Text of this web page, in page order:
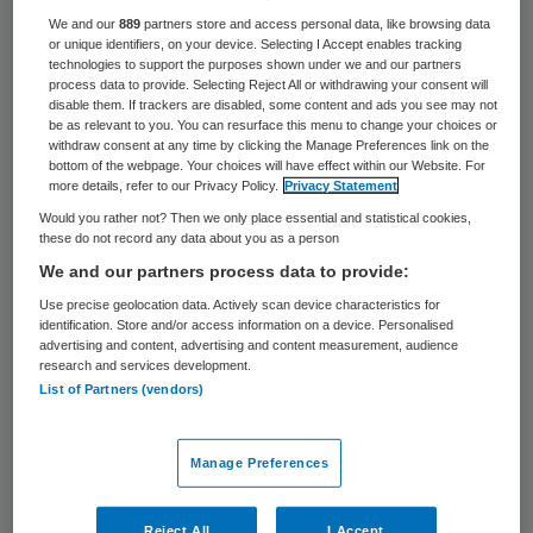
Frits Visser stopt als lid van de raad van
bestuur van de Stichting
IJsselmeerziekenhuizen. Hij treedt per 1
december 2012 terug.
Na de overname van de
IJsselmeerziekenhuizen door MC Groep in
februari 2009 bestond de raad van bestuur
uit drie personen. De organisatie stelt dat
inmiddels een volgende fase is aangebroken
die ook om een andere inrichting van de
meer noodzakelijk om een driehoofdige raad
van bestuur te hebben en is reden voor de
heer Visser om zijn functie neer te leggen.
We and our889 partners store and access personal data, like browsing data
or unique identifiers, on your device. Selecting I Accept enables tracking
technologies to support the purposes shown under we and our partners
process data to provide. Selecting Reject All or withdrawing your consent will
disable them. If trackers are disabled, some content and ads you see may not
be as relevant to you. You can resurface this menu to change your choices or
withdraw consent at any time by clicking the Manage Preferences link on the
bottom of the webpage. Your choices will have effect within our Website. For
more details, refer to our Privacy Policy.
Privacy Statement
Would you rather not? Then we only place essential and statistical cookies,
these do not record any data about you as a person
We and our partners process data to provide:
Use precise geolocation data. Actively scan device characteristics for
identification. Store and/or access information on a device. Personalised
advertising and content, advertising and content measurement, audience
research and services development.
List of Partners (vendors)
Manage Preferences